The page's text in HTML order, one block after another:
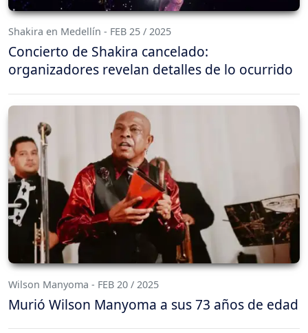
Shakira en Medellín - FEB 25 / 2025
Concierto de Shakira cancelado:
organizadores revelan detalles de lo ocurrido
Wilson Manyoma - FEB 20 / 2025
Murió Wilson Manyoma a sus 73 años de edad